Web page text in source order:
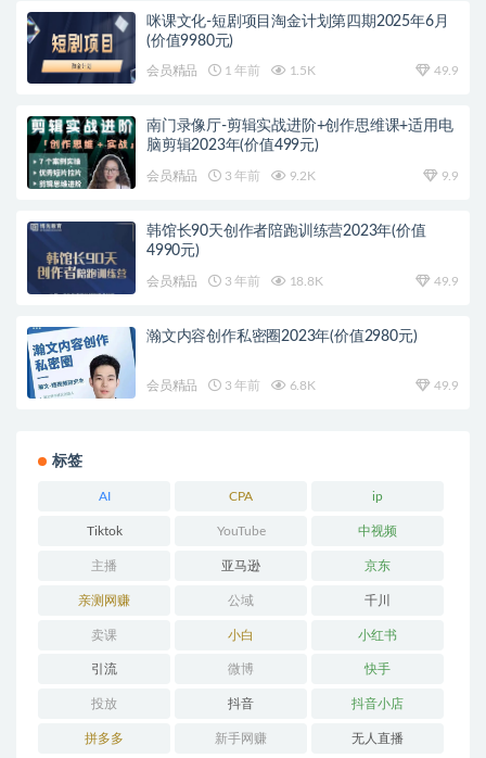
咪课文化-短剧项目淘金计划第四期2025年6月
(价值9980元)
会员精品 1 年前 1.5K 49.9
南门录像厅-剪辑实战进阶+创作思维课+适用电
脑剪辑2023年(价值499元)
会员精品 3 年前 9.2K 9.9
韩馆长90天创作者陪跑训练营2023年(价值
4990元)
会员精品 3 年前 18.8K 49.9
瀚文内容创作私密圈2023年(价值2980元)
会员精品 3 年前 6.8K 49.9
标签
AI CPA ip
Tiktok YouTube 中视频
主播 亚马逊 京东
亲测网赚 公域 千川
卖课 小白 小红书
引流 微博 快手
投放 抖音 抖音小店
拼多多 新手网赚 无人直播